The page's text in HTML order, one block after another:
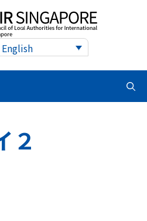
English
２